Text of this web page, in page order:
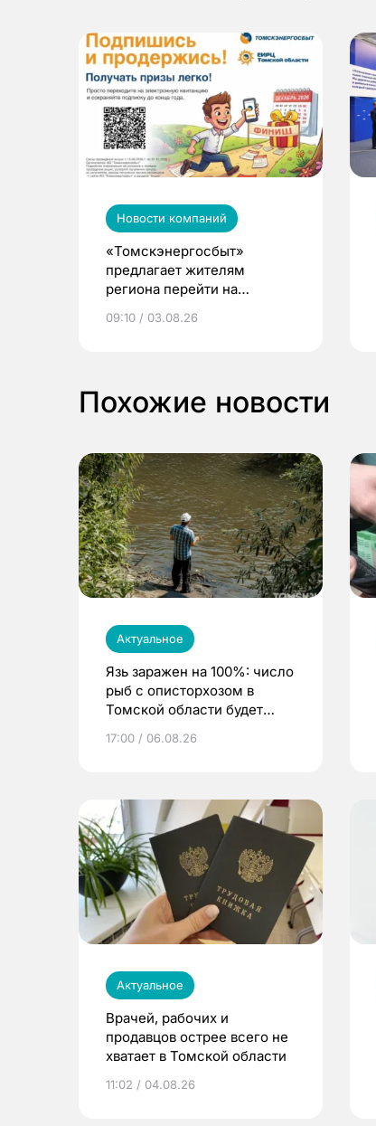
Новости компаний
«Томскэнергосбыт»
предлагает жителям
региона перейти на
выиграть призы
09:10 / 03.08.26
Похожие новости
Актуальное
Язь заражен на 100%: число
рыб с описторхозом в
Томской области будет
17:00 / 06.08.26
Актуальное
Врачей, рабочих и
продавцов острее всего не
хватает в Томской области
11:02 / 04.08.26